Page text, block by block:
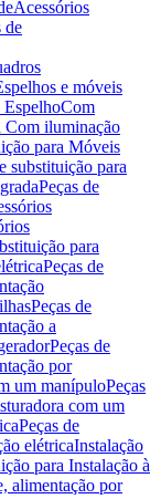
Acessórios
de
e móveis
EspelhoCom
Com iluminação
para Móveis
substituição para
Peças de
para
Peças de
Peças de
a
Peças de
por
um manípuloPeças
com um
Peças de
elétricaInstalação
para Instalação à
alimentação por